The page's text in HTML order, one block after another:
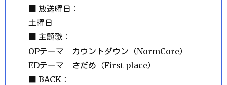
■ 放送曜日：
土曜日
■ 主題歌：
OPテーマ カウントダウン（NormCore）
EDテーマ さだめ（First place）
■ BACK：